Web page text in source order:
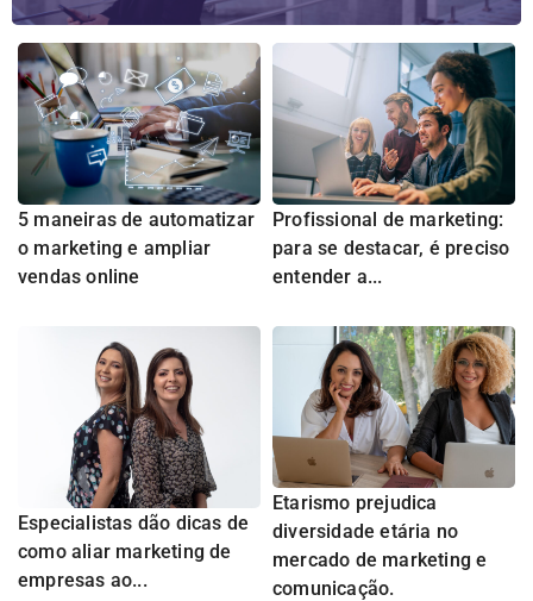
5 maneiras de automatizar
o marketing e ampliar
vendas online
Profissional de marketing:
para se destacar, é preciso
entender a...
Especialistas dão dicas de
como aliar marketing de
empresas ao...
Etarismo prejudica
diversidade etária no
mercado de marketing e
comunicação.